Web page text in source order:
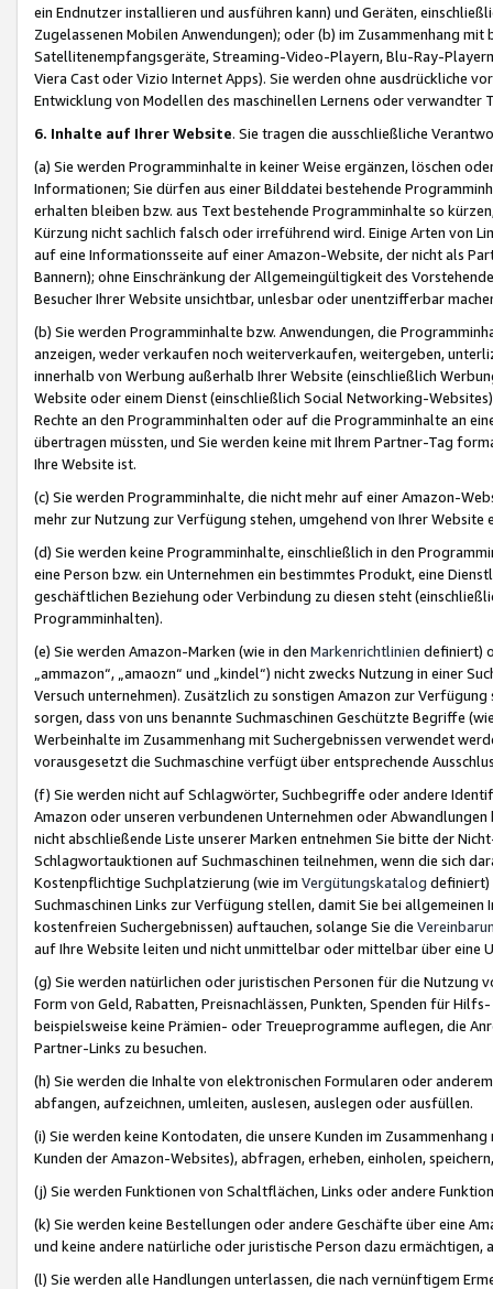
ein Endnutzer installieren und ausführen kann) und Geräten,
Zugelassenen Mobilen Anwendungen); oder (b) im Zusammenhang
Satellitenempfangsgeräte, Streaming-Video-Playern, Blu-Ray-
Viera Cast oder Vizio Internet Apps). Sie werden ohne ausdrückliche
Entwicklung von Modellen des maschinellen Lernens oder
6. Inhalte auf Ihrer Website. Sie tragen die ausschließliche
(a) Sie werden Programminhalte in keiner Weise ergänzen, löschen
Informationen; Sie dürfen aus einer Bilddatei bestehende
erhalten bleiben bzw. aus Text bestehende Programminhalte so
Kürzung nicht sachlich falsch oder irreführend wird. Einige Arten von
auf eine Informationsseite auf einer Amazon-Website, der nicht als
Bannern); ohne Einschränkung der Allgemeingültigkeit des
Besucher Ihrer Website unsichtbar, unlesbar oder unentzifferbar
(b) Sie werden Programminhalte bzw. Anwendungen, die
anzeigen, weder verkaufen noch weiterverkaufen, weitergeben,
innerhalb von Werbung außerhalb Ihrer Website (einschließlich
Website oder einem Dienst (einschließlich Social Networking-
Rechte an den Programminhalten oder auf die Programminhalte an
übertragen müssten, und Sie werden keine mit Ihrem Partner-Tag
Ihre Website ist.
(c) Sie werden Programminhalte, die nicht mehr auf einer Amazon-
mehr zur Nutzung zur Verfügung stehen, umgehend von Ihrer
(d) Sie werden keine Programminhalte, einschließlich in den
eine Person bzw. ein Unternehmen ein bestimmtes Produkt, eine
geschäftlichen Beziehung oder Verbindung zu diesen steht
Programminhalten).
(e) Sie werden Amazon-Marken (wie in den Markenrichtlinien definiert)
„ammazon“, „amaozn“ und „kindel“) nicht zwecks Nutzung in einer
Versuch unternehmen). Zusätzlich zu sonstigen Amazon zur
sorgen, dass von uns benannte Suchmaschinen Geschützte Begriffe
Werbeinhalte im Zusammenhang mit Suchergebnissen verwendet
vorausgesetzt die Suchmaschine verfügt über entsprechende
(f) Sie werden nicht auf Schlagwörter, Suchbegriffe oder andere
Amazon oder unseren verbundenen Unternehmen oder
nicht abschließende Liste unserer Marken entnehmen Sie bitte der
Schlagwortauktionen auf Suchmaschinen teilnehmen, wenn die sich
Kostenpflichtige Suchplatzierung (wie im Vergütungskatalog definiert)
Suchmaschinen Links zur Verfügung stellen, damit Sie bei
kostenfreien Suchergebnissen) auftauchen, solange Sie die
auf Ihre Website leiten und nicht unmittelbar oder mittelbar über eine
(g) Sie werden natürlichen oder juristischen Personen für die Nutzung
Form von Geld, Rabatten, Preisnachlässen, Punkten, Spenden für
beispielsweise keine Prämien- oder Treueprogramme auflegen, die
Partner-Links zu besuchen.
(h) Sie werden die Inhalte von elektronischen Formularen oder
abfangen, aufzeichnen, umleiten, auslesen, auslegen oder ausfüllen.
(i) Sie werden keine Kontodaten, die unsere Kunden im
Kunden der Amazon-Websites), abfragen, erheben, einholen,
(j) Sie werden Funktionen von Schaltflächen, Links oder andere
(k) Sie werden keine Bestellungen oder andere Geschäfte über eine
und keine andere natürliche oder juristische Person dazu
(l) Sie werden alle Handlungen unterlassen, die nach vernünftigem